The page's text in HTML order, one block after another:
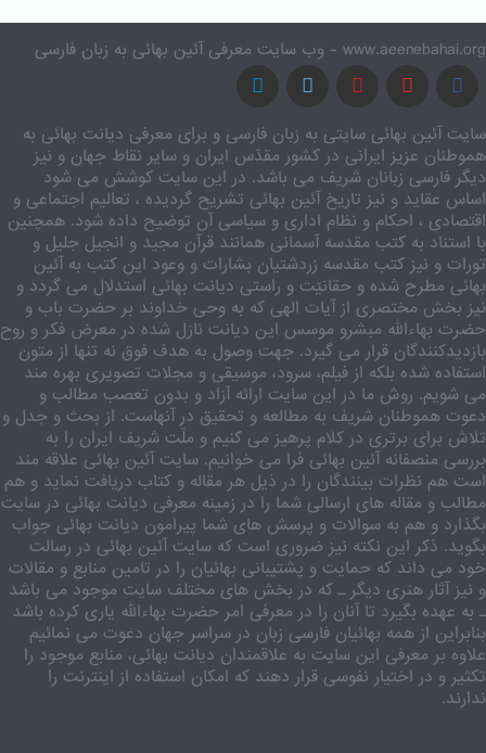
www.aeenebahai.org - وب سایت معرفی آئین بهائی به زبان فارسی
سایت آئین بهائی سایتی به زبان فارسی و برای معرفی دیانت بهائی به
هموطنان عزیز ایرانی در کشور مقدّس ایران و سایر نقاط جهان و نیز
دیگر فارسی زبانان شریف می باشد. در این سایت کوشش می شود
اساس عقاید و نیز تاریخ آئین بهائی تشریح گردیده ، تعالیم اجتماعی و
اقتصادی ، احکام و نظام اداری و سیاسی آن توضیح داده شود. همچنین
با استناد به کتب مقدسه آسمانی همانند قرآن مجید و انجیل جلیل و
تورات و نیز کتب مقدسه زردشتیان بشارات و وعود این کتب به آئین
بهائی مطرح شده و حقانیّت و راستی دیانت بهائی استدلال می گردد و
نیز بخش مختصری از آیات الهی که به وحی خداوند بر حضرت باب و
حضرت بهاءالله مبشرو موسس این دیانت نازل شده در معرض فکر و روح
بازدیدکنندگان قرار می گیرد. جهت وصول به هدف فوق نه تنها از متون
استفاده شده بلکه از فیلم، سرود، موسیقی و مجلات تصویری بهره مند
می شویم. روش ما در این سایت ارائه آزاد و بدون تعصب مطالب و
دعوت هموطنان شریف به مطالعه و تحقیق در آنهاست. از بحث و جدل و
تلاش برای برتری در کلام پرهیز می کنیم و ملّت شریف ایران را به
بررسی منصفانه آئین بهائی فرا می خوانیم. سایت آئین بهائی علاقه مند
است هم نظرات بینندگان را در ذیل هر مقاله و کتاب دریافت نماید و هم
مطالب و مقاله های ارسالی شما را در زمینه معرفی دیانت بهائی در سایت
بگذارد و هم به سوالات و پرسش های شما پیرامون دیانت بهائی جواب
بگوید. ذکر این نکته نیز ضروری است که سایت آئین بهائی در رسالت
خود می داند که حمایت و پشتیبانی بهائیان را در تامین منابع و مقالات
و نیز آثار هنری دیگر ـ که در بخش های مختلف سایت موجود می باشد
ـ به عهده بگیرد تا آنان را در معرفی امر حضرت بهاءالله یاری کرده باشد
بنابراین از همه بهائیان فارسی زبان در سراسر جهان دعوت می نمائیم
علاوه بر معرفی این سایت به علاقمندان دیانت بهائی، منابع موجود را
تکثیر و در اختیار نفوسی قرار دهند که امکان استفاده از اینترنت را
ندارند.